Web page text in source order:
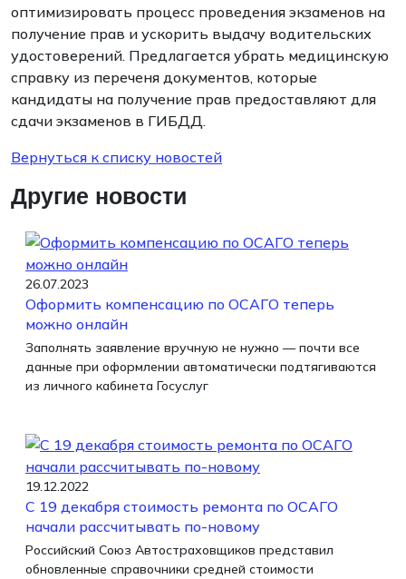
оптимизировать процесс проведения экзаменов на
получение прав и ускорить выдачу водительских
удостоверений. Предлагается убрать медицинскую
справку из переченя документов, которые
кандидаты на получение прав предоставляют для
сдачи экзаменов в ГИБДД.
Вернуться к списку новостей
Другие новости
26.07.2023
Оформить компенсацию по ОСАГО теперь
можно онлайн
Заполнять заявление вручную не нужно — почти все
данные при оформлении автоматически подтягиваются
из личного кабинета Госуслуг
19.12.2022
С 19 декабря стоимость ремонта по ОСАГО
начали рассчитывать по-новому
Российский Союз Автостраховщиков представил
обновленные справочники средней стоимости